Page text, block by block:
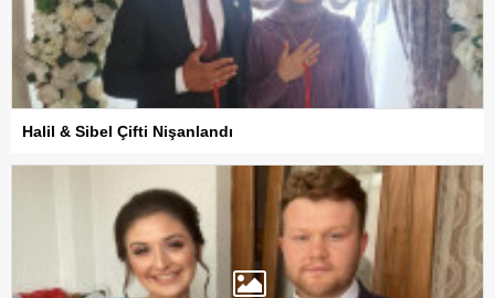
Halil & Sibel Çifti Nişanlandı